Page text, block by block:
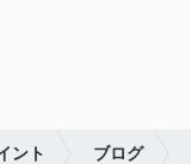
ント ブログ